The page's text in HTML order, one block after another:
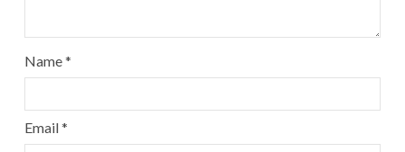
Name*
Email*